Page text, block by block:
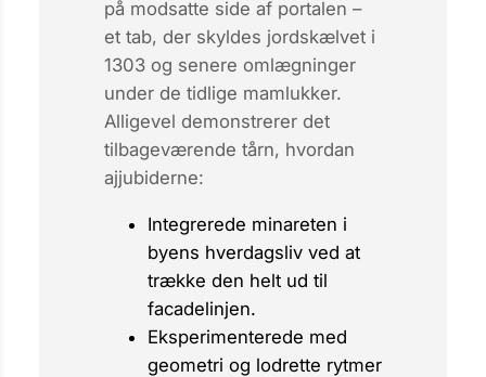
på modsatte side af portalen –
et tab, der skyldes jordskælvet i
1303 og senere omlægninger
under de tidlige mamlukker.
Alligevel demonstrerer det
tilbageværende tårn, hvordan
ajjubiderne:
Integrerede minareten i
byens hverdagsliv ved at
trække den helt ud til
facadelinjen.
Eksperimenterede med
geometri og lodrette rytmer